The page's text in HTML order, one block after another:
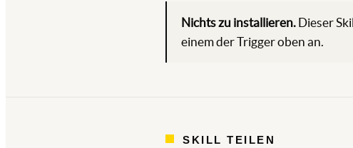
Nichts zu installieren. Dieser
einem der Trigger oben an.
SKILL TEILEN